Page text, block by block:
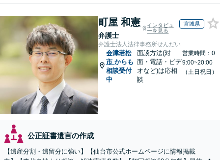
町屋 和憲
弁護士
インタビュ
ーを見る
宮城県
弁護士法人法律事務所せんだい
会津若松
市 からも
相談受付
中
面談方法(対
面・電話・ビデ
オなど)は応相
談
営業時間：0
9:00~20:00
（土日祝日）
公正証書遺言の作成
【遺産分割・遺留分に強い】【仙台市公式ホームページに情報掲載